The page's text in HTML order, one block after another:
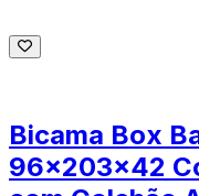
Bicama Box
96x203x42